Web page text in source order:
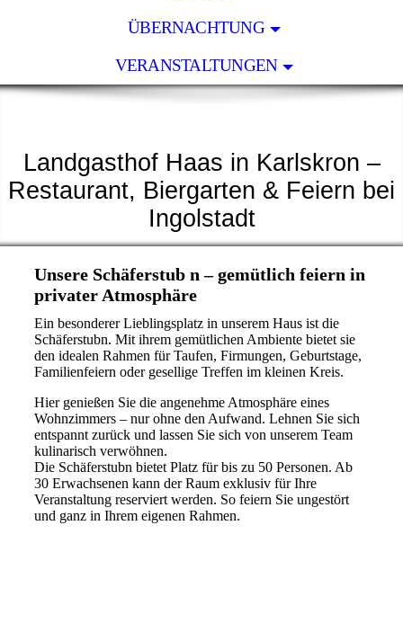
ÜBERNACHTUNG
VERANSTALTUNGEN
Landgasthof Haas in Karlskron –
Restaurant, Biergarten & Feiern bei
Ingolstadt
Unsere Schäferstub n – gemütlich feiern in
privater Atmosphäre
Ein besonderer Lieblingsplatz in unserem Haus ist die
Schäferstubn. Mit ihrem gemütlichen Ambiente bietet sie
den idealen Rahmen für Taufen, Firmungen, Geburtstage,
Familienfeiern oder gesellige Treffen im kleinen Kreis.
Hier genießen Sie die angenehme Atmosphäre eines
Wohnzimmers – nur ohne den Aufwand. Lehnen Sie sich
entspannt zurück und lassen Sie sich von unserem Team
kulinarisch verwöhnen.
Die Schäferstubn bietet Platz für bis zu 50 Personen. Ab
30 Erwachsenen kann der Raum exklusiv für Ihre
Veranstaltung reserviert werden. So feiern Sie ungestört
und ganz in Ihrem eigenen Rahmen.